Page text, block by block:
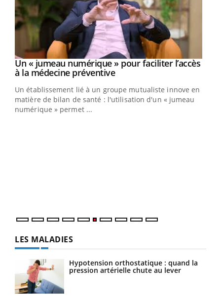
Youtube
Un « jumeau numérique » pour faciliter l’accès
à la médecine préventiveYoutube
Un établissement lié à un groupe mutualiste innove en
matière de bilan de santé : l'utilisation d'un « jumeau
numérique » permet ...
LES MALADIES
Hypotension orthostatique : quand la
pression artérielle chute au lever